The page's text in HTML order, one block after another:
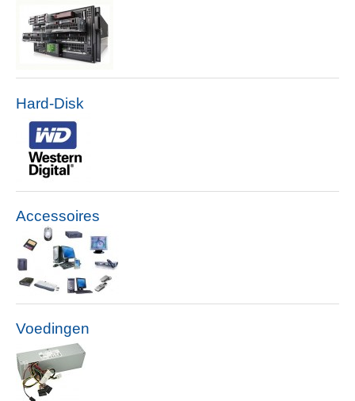
Hard-Disk
Accessoires
Voedingen